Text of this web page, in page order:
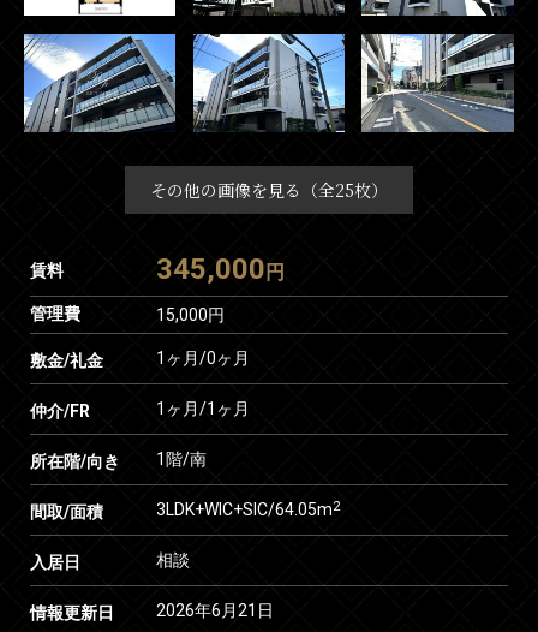
その他の画像を見る（全25枚）
賃料 345,000 円
管理費 15,000円
敷金/礼金 1ヶ月/0ヶ月
仲介/FR 1ヶ月/1ヶ月
所在階/向き 1階/南
間取/面積 3LDK+WIC+SIC/64.05m2
入居日 相談
情報更新日 2026年6月21日